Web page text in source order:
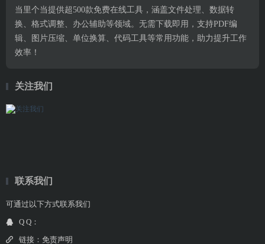
当里个当提供超500款免费在线工具，涵盖文件处理、数据转
换、格式调整、办公辅助等领域。无需下载即用，支持PDF编
辑、图片压缩、单位换算、代码工具等常用功能，助力提升工作
效率！
关注我们
联系我们
可通过以下方式联系我们
Q Q：
链接： 免责声明